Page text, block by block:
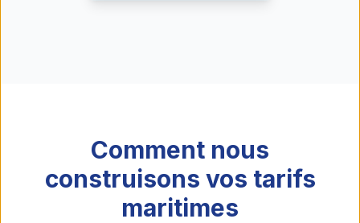
Comment nous
construisons vos tarifs
maritimes